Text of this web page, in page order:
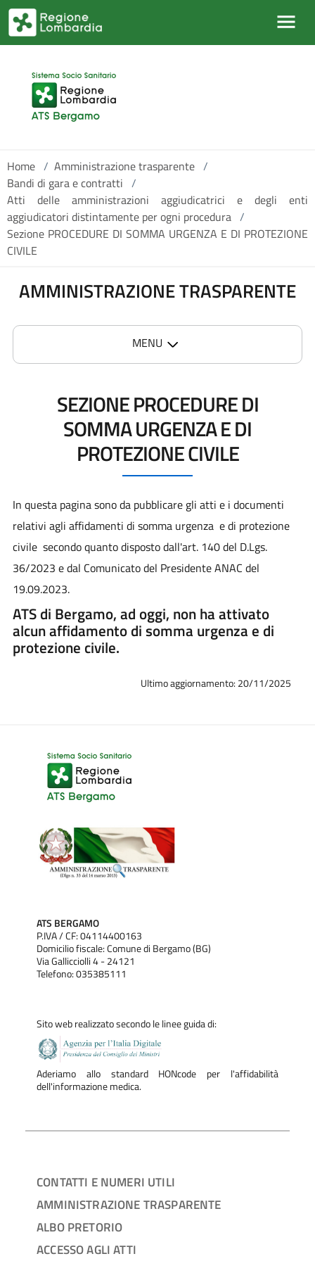
Salta al contenuto principale
Home / Amministrazione trasparente /
Bandi di gara e contratti /
Atti delle amministrazioni aggiudicatrici e degli enti
aggiudicatori distintamente per ogni procedura /
Sezione PROCEDURE DI SOMMA URGENZA E DI PROTEZIONE
CIVILE
AMMINISTRAZIONE TRASPARENTE
MENU
SEZIONE PROCEDURE DI
SOMMA URGENZA E DI
PROTEZIONE CIVILE
In questa pagina sono da pubblicare gli atti e i documenti
relativi agli affidamenti di somma urgenza e di protezione
civile secondo quanto disposto dall'art. 140 del D.Lgs.
36/2023 e dal Comunicato del Presidente ANAC del
19.09.2023.
ATS di Bergamo, ad oggi, non ha attivato
alcun affidamento di somma urgenza e di
protezione civile.
Ultimo aggiornamento: 20/11/2025
ATS BERGAMO
P.IVA / CF: 04114400163
Domicilio fiscale: Comune di Bergamo (BG)
Via Gallicciolli 4 - 24121
Telefono: 035385111
Sito web realizzato secondo le linee guida di:
Aderiamo allo standard HONcode per l'affidabilità
dell'informazione medica.
CONTATTI E NUMERI UTILI
AMMINISTRAZIONE TRASPARENTE
ALBO PRETORIO
ACCESSO AGLI ATTI